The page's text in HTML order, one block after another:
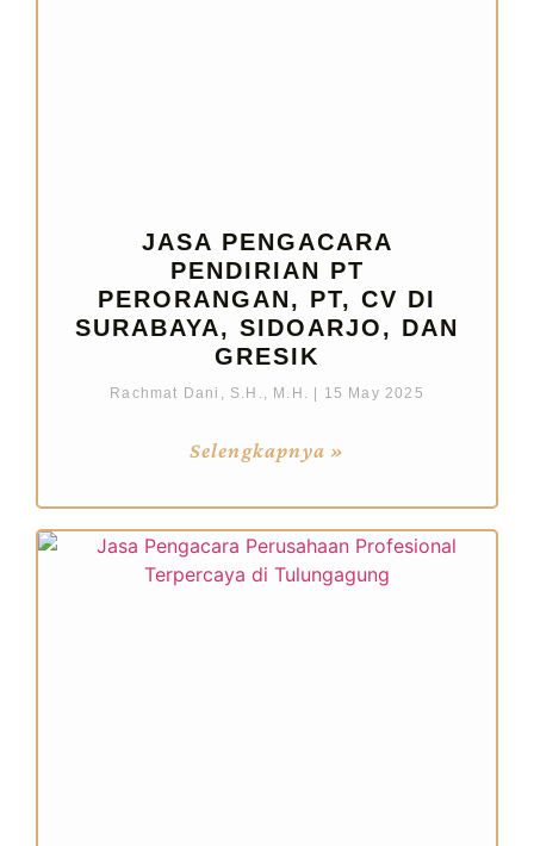
JASA PENGACARA
PENDIRIAN PT
PERORANGAN, PT, CV DI
SURABAYA, SIDOARJO, DAN
GRESIK
Rachmat Dani, S.H., M.H. 15 May 2025
Selengkapnya »